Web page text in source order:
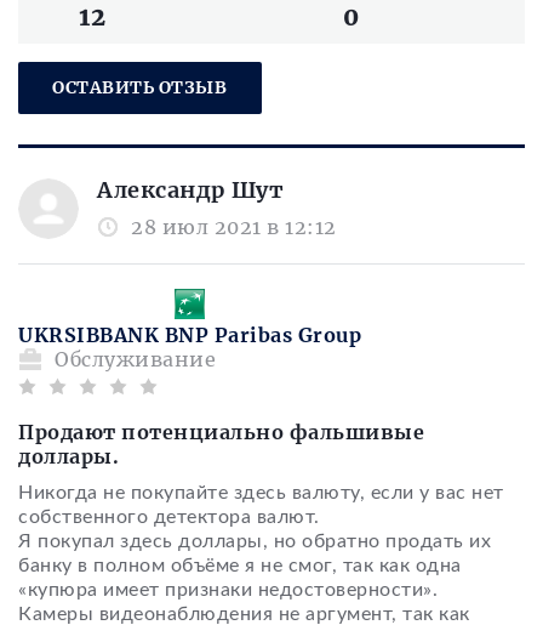
12 0
ОСТАВИТЬ ОТЗЫВ
Александр Шут
28 июл 2021 в 12:12
Обслуживание
UKRSIBBANK BNP Paribas Group
Продают потенциально фальшивые
доллары.
Никогда не покупайте здесь валюту, если у вас нет
собственного детектора валют.
Я покупал здесь доллары, но обратно продать их
банку в полном объёме я не смог, так как одна
«купюра имеет признаки недостоверности».
Камеры видеонаблюдения не аргумент, так как